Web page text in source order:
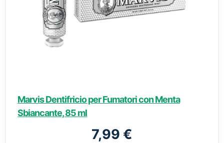
Marvis Dentifricio per Fumatori con Menta
Sbiancante, 85 ml
7,99 €